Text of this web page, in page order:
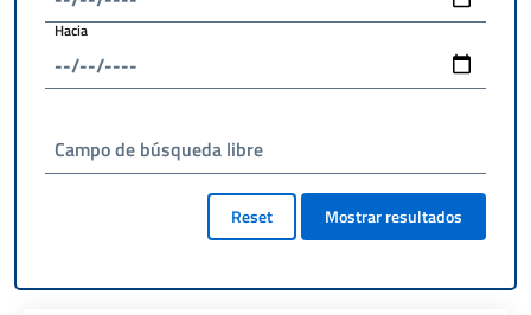
Hacia
Campo de búsqueda libre
Reset Mostrar resultados